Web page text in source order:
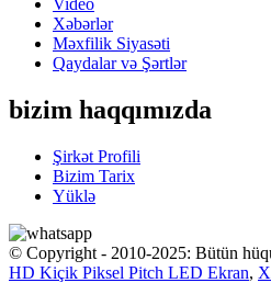
Xəbərlər
Məxfilik Siyasəti
Qaydalar və Şərtlər
bizim haqqımızda
Şirkət Profili
Bizim Tarix
Yüklə
© Copyright - 2010-2025: Bütün
HD Kiçik Piksel Pitch LED Ekran,